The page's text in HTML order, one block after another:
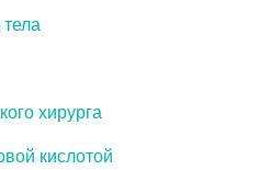
хирурга
кислотой